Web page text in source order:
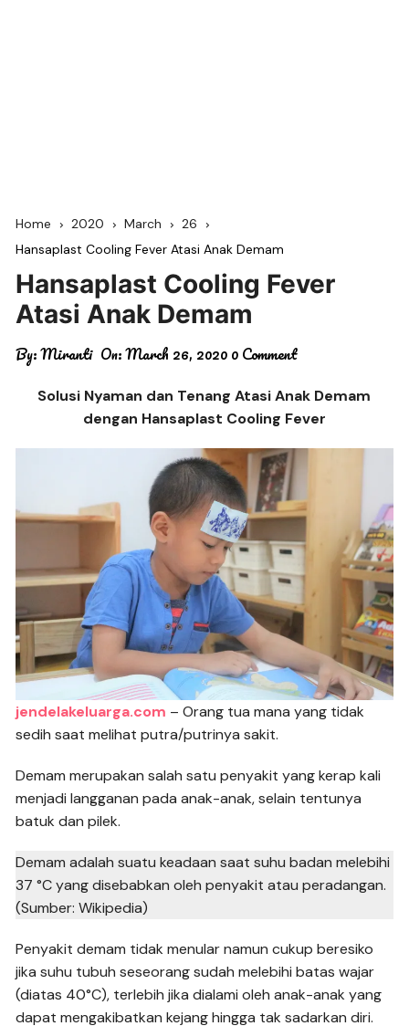
Home 2020 March
26
Hansaplast Cooling Fever Atasi Anak Demam
Hansaplast Cooling Fever
Atasi Anak Demam
By:Miranti On:March 26, 20200 Comment
Solusi Nyaman dan Tenang Atasi Anak Demam
dengan Hansaplast Cooling Fever
jendelakeluarga.com – Orang tua mana yang tidak
sedih saat melihat putra/putrinya sakit.
Demam merupakan salah satu penyakit yang kerap kali
menjadi langganan pada anak-anak, selain tentunya
batuk dan pilek.
Demam adalah suatu keadaan saat suhu badan melebihi
37 °C yang disebabkan oleh penyakit atau peradangan.
(Sumber: Wikipedia)
Penyakit demam tidak menular namun cukup beresiko
jika suhu tubuh seseorang sudah melebihi batas wajar
(diatas 40°C), terlebih jika dialami oleh anak-anak yang
dapat mengakibatkan kejang hingga tak sadarkan diri.